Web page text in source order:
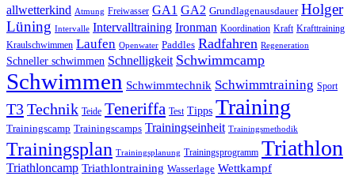
allwetterkind Atmung Freiwasser GA1 GA2 Grundlagenausdauer Holger
Lüning Intervalle Intervalltraining Ironman Koordination Kraft Krafttraining
Kraulschwimmen Laufen Openwater Paddles Radfahren Regeneration
Schneller schwimmen Schnelligkeit Schwimmcamp
Schwimmen Schwimmtechnik Schwimmtraining Sport
T3Technik Teide Teneriffa Test Tipps Training
Trainingscamp Trainingscamps Trainingseinheit Trainingsmethodik
Trainingsplan Trainingsplanung Trainingsprogramm Triathlon
Triathloncamp Triathlontraining Wasserlage Wettkampf